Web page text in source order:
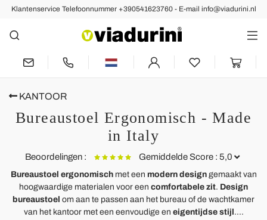
Klantenservice Telefoonnummer +390541623760 - E-mail info@viadurini.nl
KANTOOR
Bureaustoel Ergonomisch - Made
in Italy
Beoordelingen : Gemiddelde Score : 5,0
Vergaderzaalstoel in zwart leer en metaal - Cirillo
Questa sedia da ufficio si adatta perfettamente anche nelle sale
Bureaustoel ergonomischmet een modern designgemaakt van
hoogwaardige materialen voor een comfortabele zit. Design
bureaustoel om aan te passen aan het bureau of de wachtkamer
van het kantoor met een eenvoudige en eigentijdse stijl....